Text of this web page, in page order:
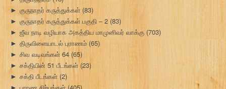
► குருநாதர் கருத்துக்கள் (83)
► குருநாதர் கருத்துக்கள் பகுதி – 2 (83)
► ஜீவ நாடி வழியாக அகத்திய மாமுனிவர் வாக்கு (703)
► திருவிளையாடல் புராணம் (65)
► சிவ வடிவங்கள் 64 (65)
► சக்தியின் 51 பீடங்கள்(23)
► சக்தி பீடங்கள் (2)